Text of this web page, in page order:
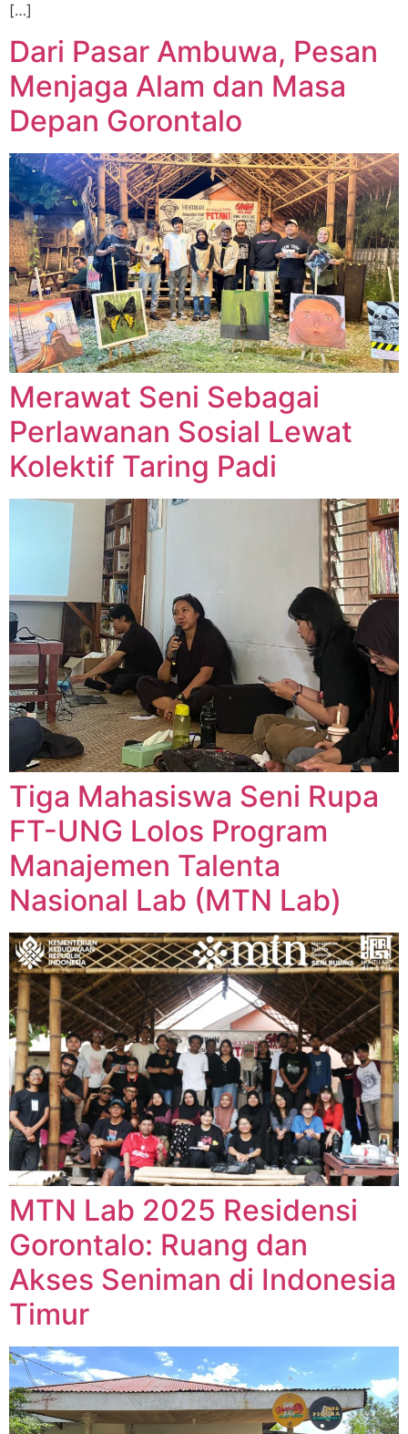
[…]
Dari Pasar Ambuwa, Pesan
Menjaga Alam dan Masa
Depan Gorontalo
Merawat Seni Sebagai
Perlawanan Sosial Lewat
Kolektif Taring Padi
Tiga Mahasiswa Seni Rupa
FT-UNG Lolos Program
Manajemen Talenta
Nasional Lab (MTN Lab)
MTN Lab 2025 Residensi
Gorontalo: Ruang dan
Akses Seniman di Indonesia
Timur